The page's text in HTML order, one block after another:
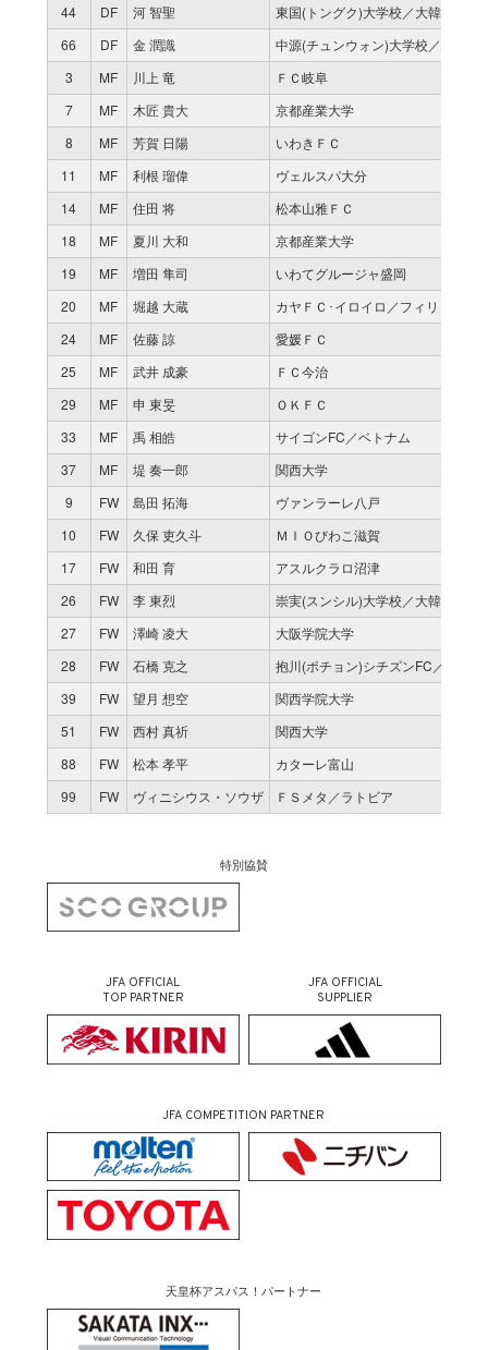
44 DF 河 智聖
東国(トングク)大学校／大韓民国
66
DF 金 潤識
中源(チュンウォン)大学校／大韓民
3
MF 川上 竜
ＦＣ岐阜
7
MF 木匠 貴大
京都産業大学
8
MF 芳賀 日陽
いわきＦＣ
11
MF 利根 瑠偉
ヴェルスパ大分
14
MF 住田 将
松本山雅ＦＣ
18
MF 夏川 大和
京都産業大学
19
MF 増田 隼司
いわてグルージャ盛岡
20
MF 堀越 大蔵
カヤＦＣ･イロイロ／フィリピン
24
MF 佐藤 諒
愛媛ＦＣ
25
MF 武井 成豪
ＦＣ今治
29
MF 申 東旻
ＯＫＦＣ
33
MF 禹 相皓
サイゴンFC／ベトナム
37
MF 堤 奏一郎
関西大学
9
FW 島田 拓海
ヴァンラーレ八戸
10
FW 久保 吏久斗
ＭＩＯびわこ滋賀
17
FW 和田 育
アスルクラロ沼津
26
FW 李 東烈
崇実(スンシル)大学校／大韓民国
27
FW 澤崎 凌大
大阪学院大学
28
FW 石橋 克之
抱川(ポチョン)シチズンFC／大韓民
39
FW 望月 想空
関西学院大学
51
FW 西村 真祈
関西大学
88
FW 松本 孝平
カターレ富山
99
FW ヴィニシウス・ソウザ ＦＳメタ／ラトビア
特別協賛
JFA OFFICIAL
TOP PARTNER
JFA OFFICIAL
SUPPLIER
JFA COMPETITION PARTNER
天皇杯アスパス！パートナー